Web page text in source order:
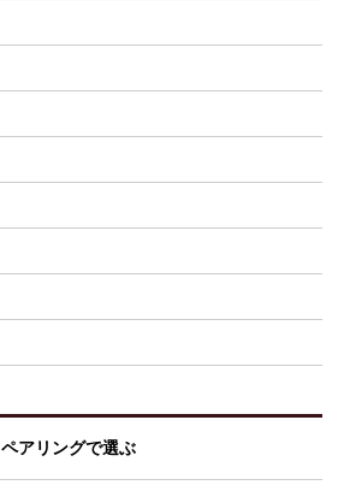
ペアリングで選ぶ